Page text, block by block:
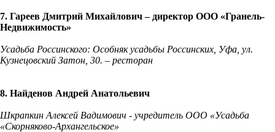
7. Гареев Дмитрий Михайлович – директор ООО «Гранель-
Недвижимость»
Усадьба Россинского: Особняк усадьбы Россинских, Уфа, ул.
Кузнецовский Затон, 30. – ресторан
8. Найденов Андрей Анатольевич
Шкрапкин Алексей Вадимович - учредитель ООО «Усадьба
«Скорняково-Архангельское»